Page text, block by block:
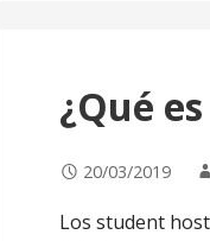
¿Qué
20/03/2019
Los student